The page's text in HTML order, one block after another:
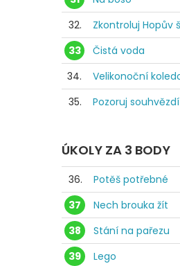
32.
Zkontroluj Hopův
33
Čistá voda
34.
Velikonoční
35.
Pozoruj souhvězdí
ÚKOLY ZA 3 BODY
36.
Potěš potřebné
37
Nech brouka žít
38
Stání na pařezu
39
Lego